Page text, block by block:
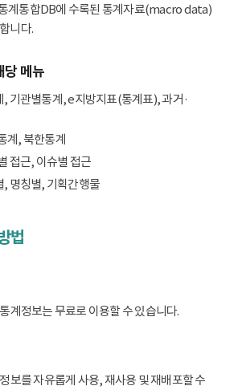
계통합DB에 수록된 통계자료(macro data)
니다.
당 메뉴
, 기관별통계, e지방지표(통계표), 과거·
계, 북한통계
접근, 이슈별 접근
, 명칭별, 기획간행물
법
계정보는 무료로 이용할 수 있습니다.
보를 자유롭게 사용, 재사용 및 재배포할 수